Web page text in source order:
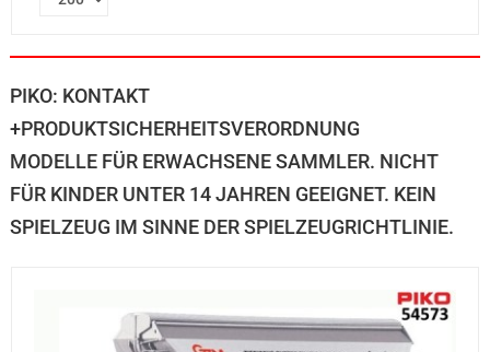
PIKO: KONTAKT
+PRODUKTSICHERHEITSVERORDNUNG
MODELLE FÜR ERWACHSENE SAMMLER. NICHT
FÜR KINDER UNTER 14 JAHREN GEEIGNET. KEIN
SPIELZEUG IM SINNE DER SPIELZEUGRICHTLINIE.